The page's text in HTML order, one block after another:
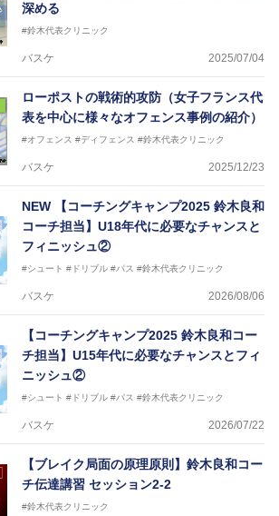
深める
#鈴木代表クリニック
バスケ 2025/07/04
ローポストの戦術的攻防（女子フランス代
表を中心に様々なオフェンス事例の紹介）
#オフェンス #ディフェンス #鈴木代表クリニック
バスケ 2025/12/23
NEW
【コーチングキャンプ2025 鈴木良和
コーチ担当】U18年代に必要なチャンスと
フィニッシュ②
#シュート #ドリブル #パス #鈴木代表クリニック
バスケ 2026/08/06
【コーチングキャンプ2025 鈴木良和コー
チ担当】U15年代に必要なチャンスとフィ
ニッシュ②
#シュート #ドリブル #パス #鈴木代表クリニック
バスケ 2026/07/22
【ブレイク局面の原理原則】鈴木良和コー
チ伝達講習 セッション2-2
#鈴木代表クリニック